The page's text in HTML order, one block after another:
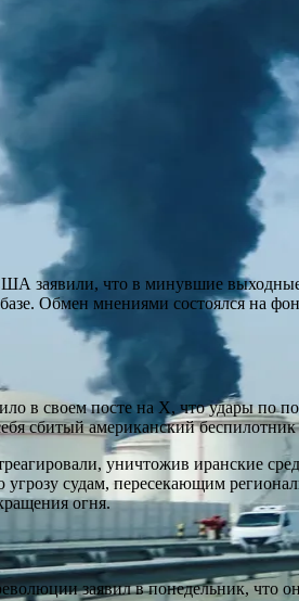
заявили, что в минувшие выходные
Обмен мнениями состоялся на
в своем посте на X, что удары по
сбитый американский
уничтожив иранские
угрозу судам, пересекающим
огня.
заявил в понедельник, что